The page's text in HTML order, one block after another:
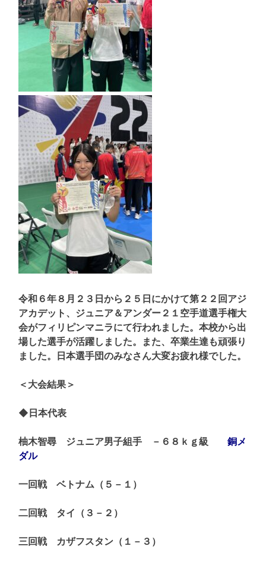
令和６年８月２３日から２５日にかけて第２２回アジ
アカデット、ジュニア＆アンダー２１空手道選手権大
会がフィリピンマニラにて行われました。本校から出
場した選手が活躍しました。また、卒業生達も頑張り
ました。日本選手団のみなさん大変お疲れ様でした。
＜大会結果＞
◆日本代表
柚木智尋 ジュニア男子組手 －６８ｋｇ級 銅メ
ダル
一回戦 ベトナム（５－１）
二回戦 タイ（３－２）
三回戦 カザフスタン（１－３）